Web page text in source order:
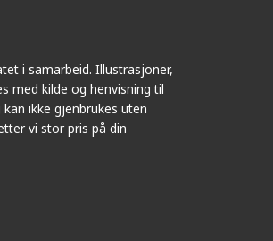
i samarbeid. Illustrasjoner,
med kilde og henvisning til
ikke gjenbrukes uten
vi stor pris på din